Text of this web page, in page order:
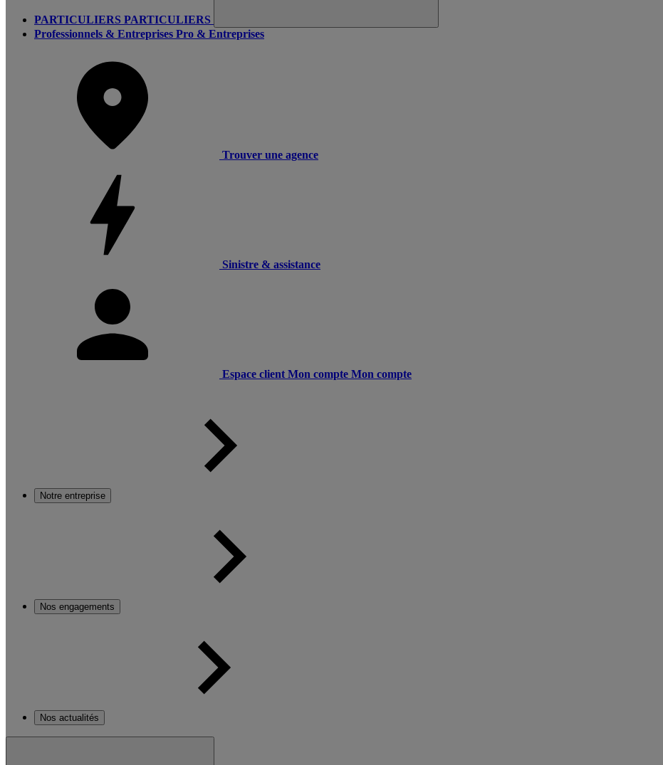
PARTICULIERS PARTICULIERS
Professionnels & Entreprises Pro & Entreprises
Trouver une agence
Sinistre & assistance
Espace client Mon compte Mon compte
Notre entreprise
Nos engagements
Nos actualités